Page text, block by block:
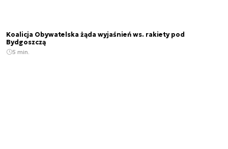
Koalicja Obywatelska żąda wyjaśnień ws. rakiety pod
Bydgoszczą
5 min.